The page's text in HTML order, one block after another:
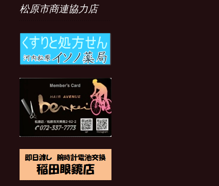
記
事
松原市商連協力店